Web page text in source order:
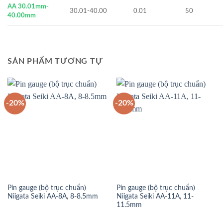
AA 30.01mm-
40.00mm
30.01-40.00 0.01 50
SẢN PHẨM TƯƠNG TỰ
-20%
Pin gauge (bộ trục chuẩn)
Niigata Seiki AA-8A, 8-8.5mm
-20%
Pin gauge (bộ trục chuẩn)
Niigata Seiki AA-11A, 11-
11.5mm